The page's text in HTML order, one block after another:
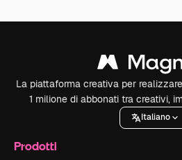
La piattaforma creativa per
1 milione di abbonati tra creativi,
Italiano
Prodotti